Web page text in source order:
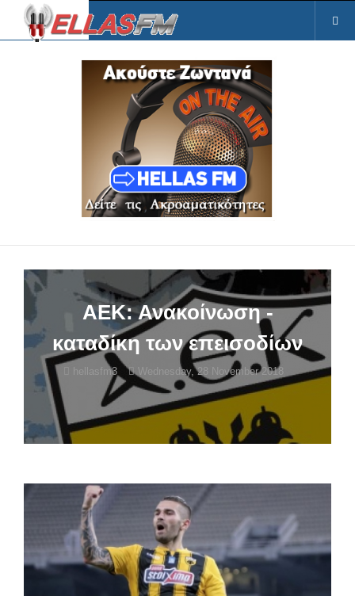
ΑΕΚ: Ανακοίνωση -
καταδίκη των επεισοδίων
hellasfm3 Wednesday, 28 November 2018